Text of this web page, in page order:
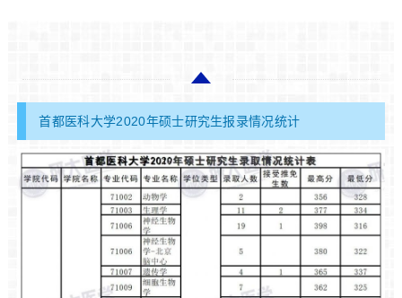
首都医科大学2020年硕士研究生报录情况统计